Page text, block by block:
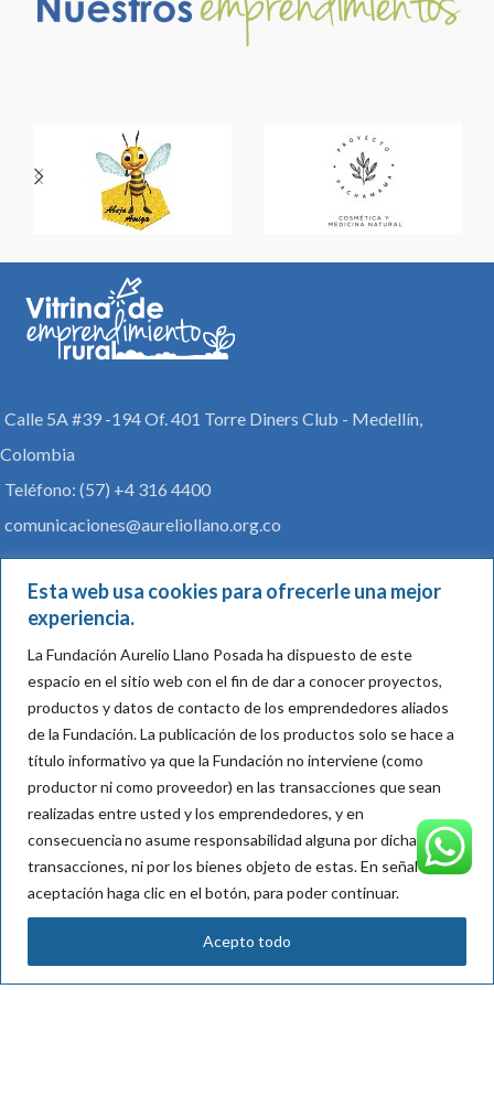
Esta web usa cookies para ofrecerle una mejor
experiencia.
La Fundación Aurelio Llano Posada ha dispuesto de este
espacio en el sitio web con el fin de dar a conocer proyectos,
productos y datos de contacto de los emprendedores aliados
de la Fundación.La publicación de los productos solo se hace a
título informativo ya que la Fundación no interviene (como
productor ni como proveedor) en las transacciones que sean
realizadas entre usted y los emprendedores, y en
consecuenciano asume responsabilidad alguna por dichas
transacciones, ni por los bienes objeto deestas. En señal de
aceptación haga clic en el botón, para poder continuar.
Acepto todo
Calle 5A #39 -194 Of. 401 Torre Diners Club - Medellín,
Colombia
Teléfono: (57) +4 316 4400
comunicaciones@aureliollano.org.co
Vitrina
Archivo de Exoneración y Política de protección de datos
personales
Reglamento de participación
Regístrate en nuestro newsletter
Nombre*:
Mail*: